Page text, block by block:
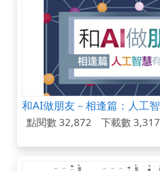
點閱數 32,872 下載數 3,317